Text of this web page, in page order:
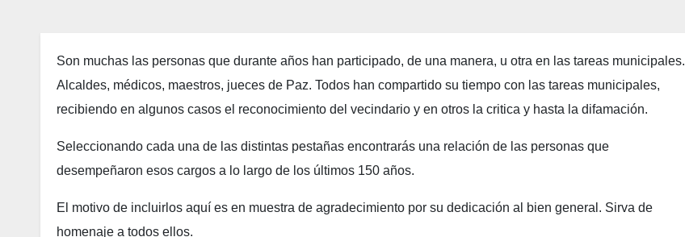
Son muchas las personas que durante años han participado, de una manera, u otra en las tareas municipales.
Alcaldes, médicos, maestros, jueces de Paz. Todos han compartido su tiempo con las tareas municipales,
recibiendo en algunos casos el reconocimiento del vecindario y en otros la critica y hasta la difamación.
Seleccionando cada una de las distintas pestañas encontrarás una relación de las personas que
desempeñaron esos cargos a lo largo de los últimos 150 años.
El motivo de incluirlos aquí es en muestra de agradecimiento por su dedicación al bien general. Sirva de
homenaje a todos ellos.